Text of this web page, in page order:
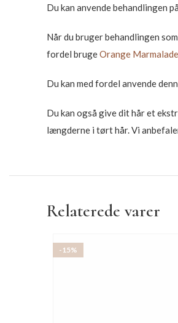
Du kan anvende behandlingen
Når du bruger behandlingen
fordel brugeOrange Marmalade
Du kan med fordel anvende
Du kan også give dit hår et
længderne i tørt hår. Vi
Relaterede varer
-15%